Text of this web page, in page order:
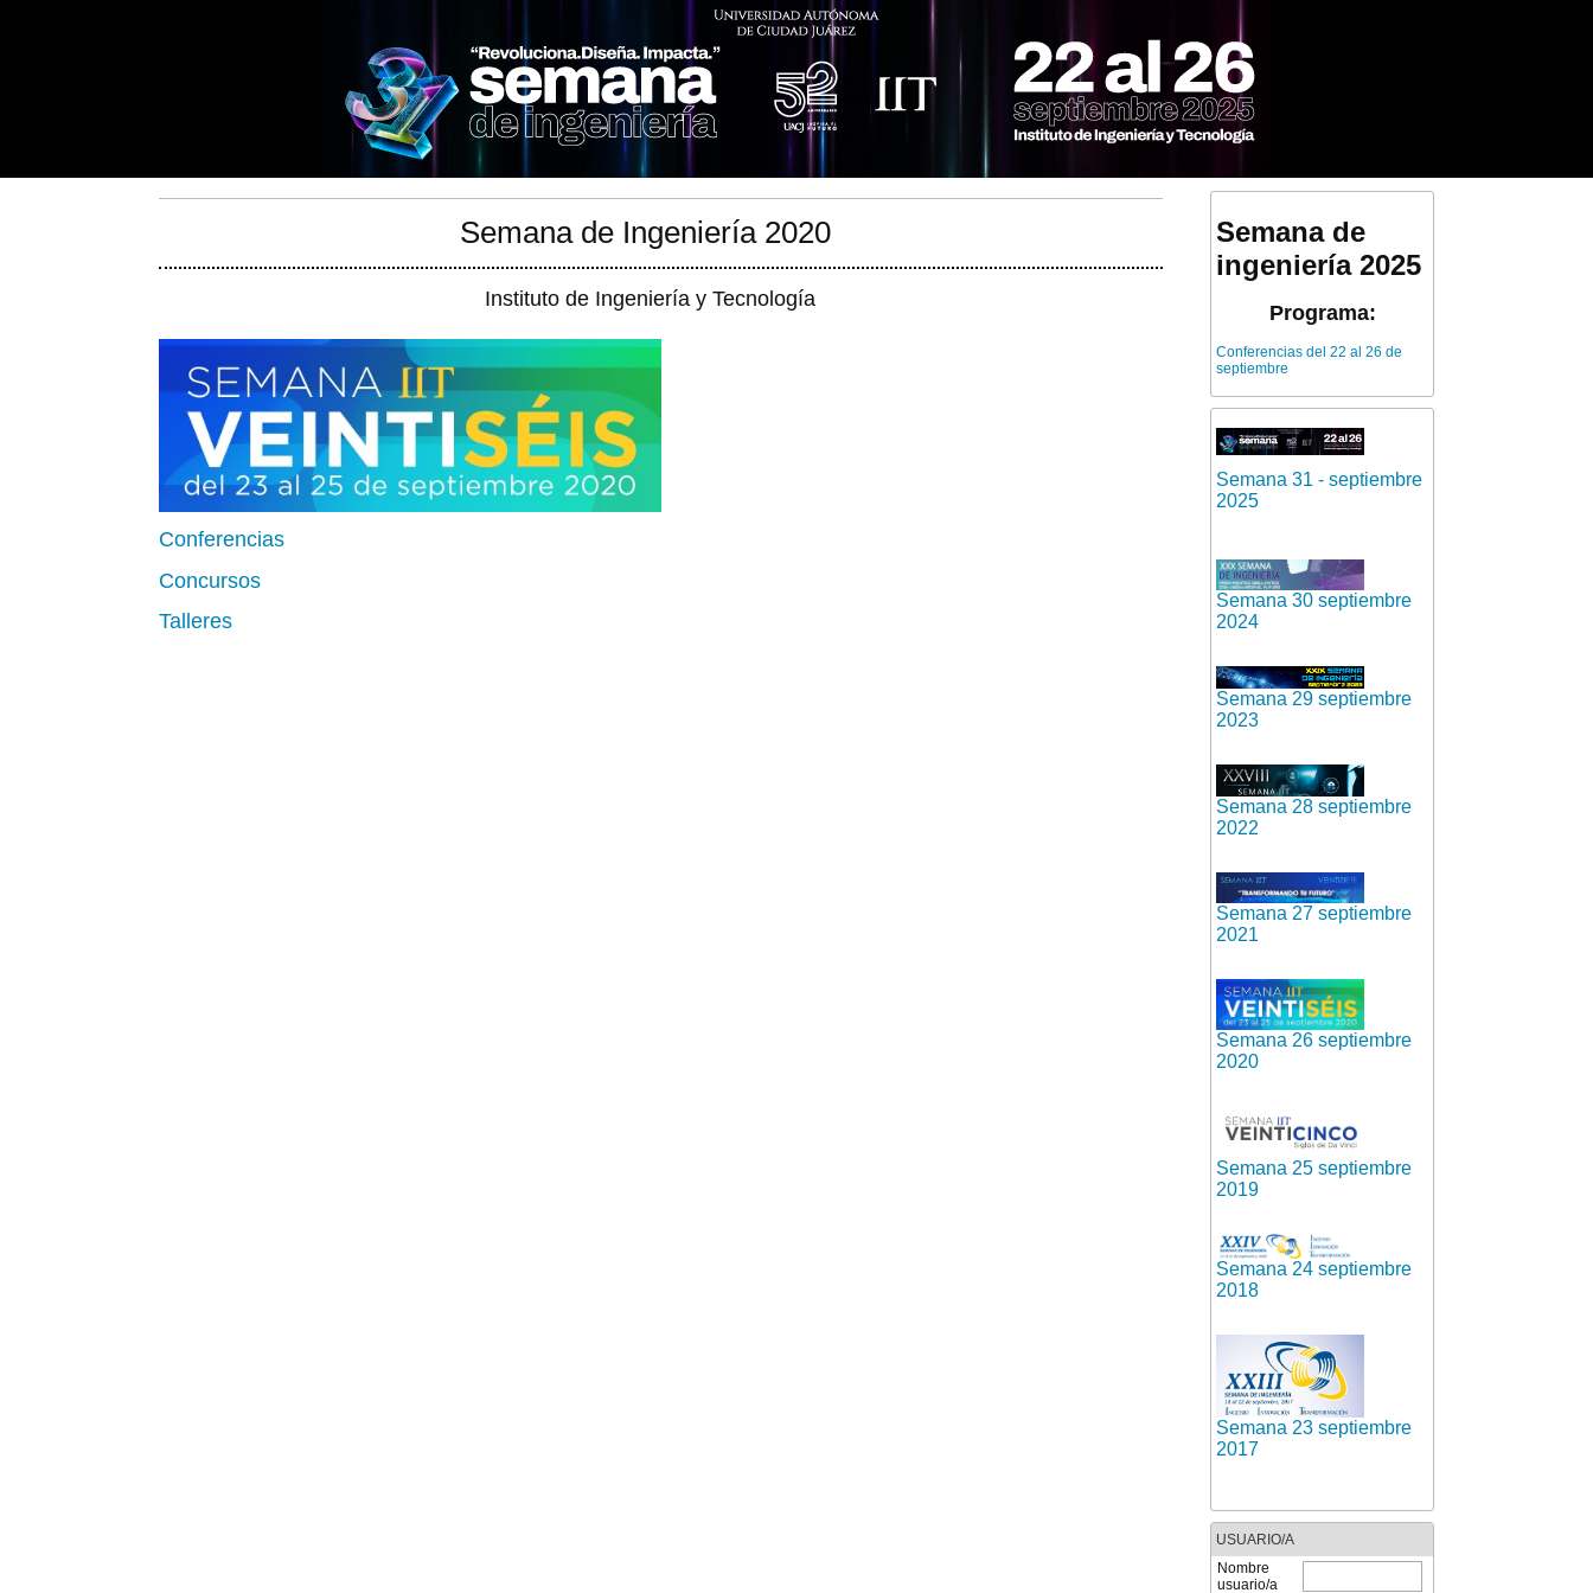
Semana de
ingeniería 2025
Programa:
Conferencias del 22 al 26 de
septiembre
Semana 31 - septiembre
2025
Semana 30 septiembre
2024
Semana 29 septiembre
2023
Semana 28 septiembre
2022
Semana 27 septiembre
2021
Semana 26 septiembre
2020
Semana 25 septiembre
2019
Semana 24 septiembre
2018
Semana 23 septiembre
2017
USUARIO/A
Nombre
usuario/a
Semana de Ingeniería 2020
Instituto de Ingeniería y Tecnología
Conferencias
Concursos
Talleres